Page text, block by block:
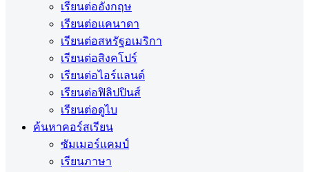
เรียนต่ออังกฤษ
เรียนต่อแคนาดา
เรียนต่อสหรัฐอเมริกา
เรียนต่อสิงคโปร์
เรียนต่อไอร์แลนด์
เรียนต่อฟิลิปปินส์
เรียนต่อดูไบ
ค้นหาคอร์สเรียน
ซัมเมอร์แคมป์
เรียนภาษา